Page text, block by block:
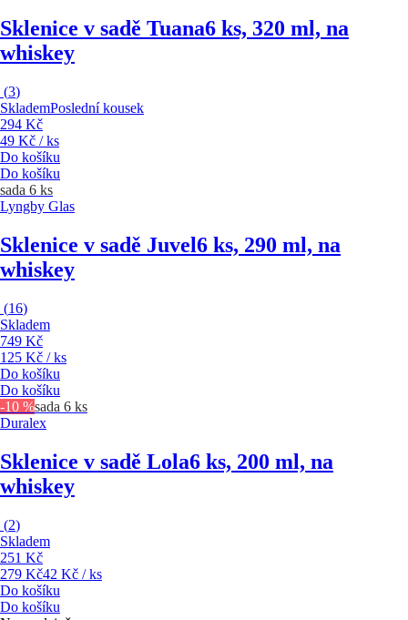
Sklenice v sadě Tuana6 ks, 320 ml, na
whiskey
(3)
SklademPoslední kousek
294 Kč
49 Kč / ks
Do košíku
Do košíku
sada 6 ks
Lyngby Glas
Sklenice v sadě Juvel6 ks, 290 ml, na
whiskey
(16)
Skladem
749 Kč
125 Kč / ks
Do košíku
Do košíku
-10 %sada 6 ks
Duralex
Sklenice v sadě Lola6 ks, 200 ml, na
whiskey
(2)
Skladem
251 Kč
279 Kč42 Kč / ks
Do košíku
Do košíku